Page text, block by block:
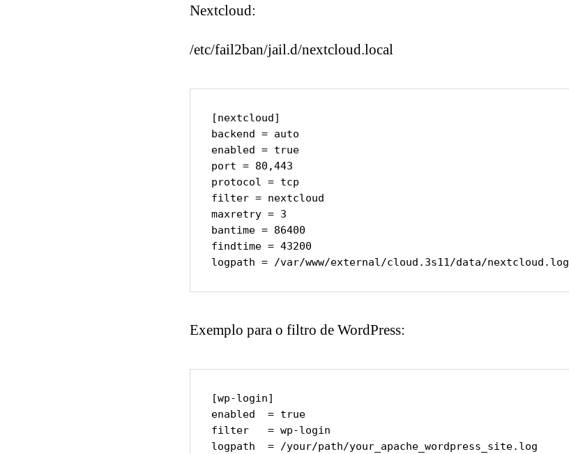
Nextcloud:
/etc/fail2ban/jail.d/nextcloud.local
[nextcloud]
backend = auto
enabled = true
port = 80,443
protocol = tcp
filter = nextcloud
maxretry = 3
bantime = 86400
findtime = 43200
logpath = /var/www/external/cloud.3s11/data/nextcloud.log
Exemplo para o filtro de WordPress:
[wp-login]
enabled  = true
filter   = wp-login
logpath  = /your/path/your_apache_wordpress_site.log